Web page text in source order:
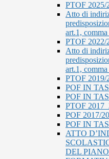
PTOF 2025/
Atto di
art.1,
PTOF 2022/
Atto di
art.1,
PTOF 2019/
POF IN
POF IN
PTOF
POF 2017/
POF IN
ATTO
DEL